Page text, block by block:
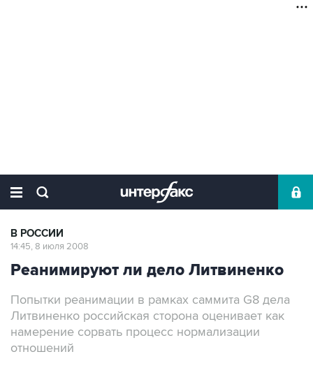
В РОССИИ
14:45, 8 июля 2008
Реанимируют ли дело Литвиненко
Попытки реанимации в рамках саммита G8 дела
Литвиненко российская сторона оценивает как
намерение сорвать процесс нормализации
отношений